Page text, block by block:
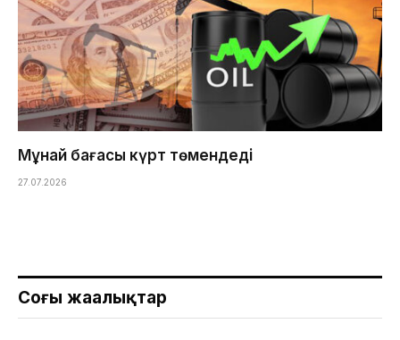
Мұнай бағасы күрт төмендеді
27.07.2026
Соңғы жаңалықтар